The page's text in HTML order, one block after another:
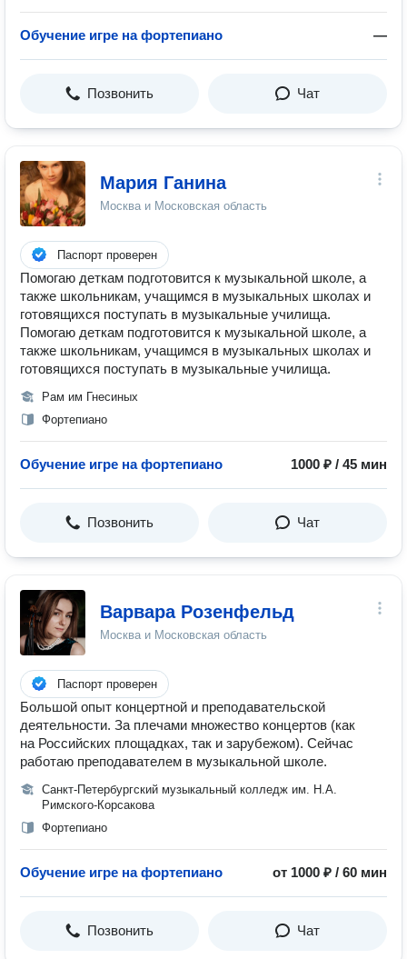
Обучение игре на фортепиано —
Позвонить Чат
Мария Ганина
Москва и Московская область
Паспорт проверен
Помогаю деткам подготовится к музыкальной школе, а
также школьникам, учащимся в музыкальных школах и
готовящихся поступать в музыкальные училища.
Помогаю деткам подготовится к музыкальной школе, а
также школьникам, учащимся в музыкальных школах и
готовящихся поступать в музыкальные училища.
Рам им Гнесиных
Фортепиано
Обучение игре на фортепиано 1000 ₽ / 45 мин
Позвонить Чат
Варвара Розенфельд
Москва и Московская область
Паспорт проверен
Большой опыт концертной и преподавательской
деятельности. За плечами множество концертов (как
на Российских площадках, так и зарубежом). Сейчас
работаю преподавателем в музыкальной школе.
Санкт-Петербургский музыкальный колледж им. Н.А.
Римского-Корсакова
Фортепиано
Обучение игре на фортепиано от 1000 ₽ / 60 мин
Позвонить Чат